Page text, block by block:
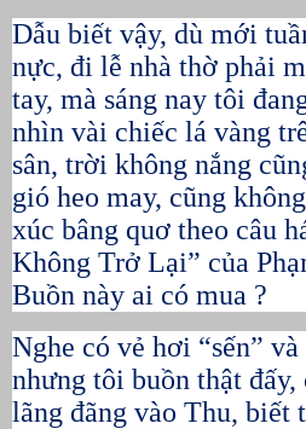
Dẫu biết vậy, dù mới
nực, đi lễ nhà thờ phải
tay, mà sáng nay tôi
nhìn vài chiếc lá vàng
sân, trời không nắng
gió heo may, cũng
xúc bâng quơ theo câu
Không Trở Lại” của
Buồn này ai có mua ?
Nghe có vẻ hơi “sến”
nhưng tôi buồn thật
lãng đãng vào Thu, biết